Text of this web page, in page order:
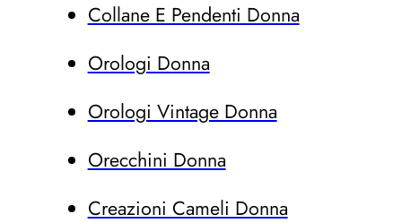
Collane E Pendenti Donna
Orologi Donna
Orologi Vintage Donna
Orecchini Donna
Creazioni Cameli Donna